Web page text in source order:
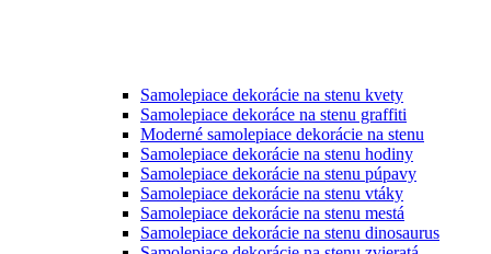
Samolepiace dekorácie na stenu kvety
Samolepiace dekoráce na stenu graffiti
Moderné samolepiace dekorácie na stenu
Samolepiace dekorácie na stenu hodiny
Samolepiace dekorácie na stenu púpavy
Samolepiace dekorácie na stenu vtáky
Samolepiace dekorácie na stenu mestá
Samolepiace dekorácie na stenu dinosaurus